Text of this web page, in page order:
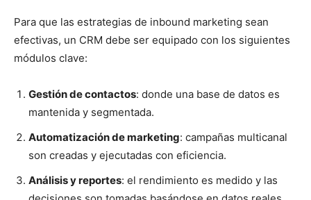
Para que las estrategias de inbound marketing sean
efectivas, un CRM debe ser equipado con los siguientes
módulos clave:
Gestión de contactos: donde una base de datos es
mantenida y segmentada.
Automatización de marketing: campañas multicanal
son creadas y ejecutadas con eficiencia.
Análisis y reportes: el rendimiento es medido y las